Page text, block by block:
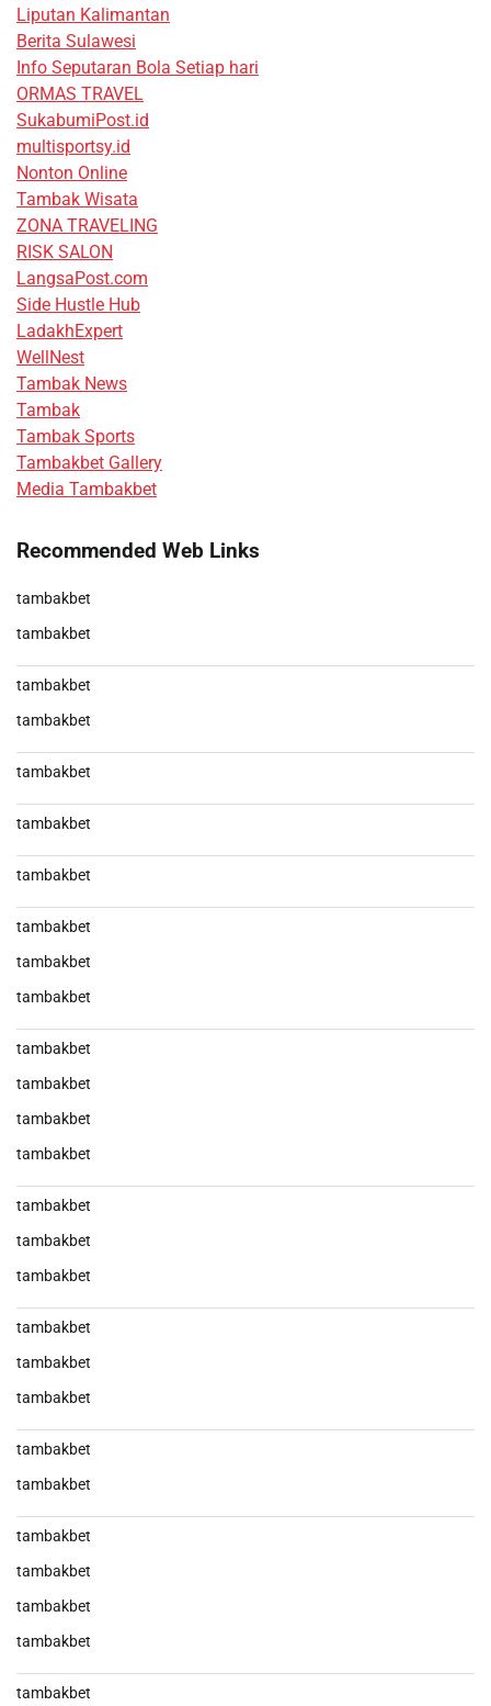
Liputan Kalimantan
Berita Sulawesi
Info Seputaran Bola Setiap hari
ORMAS TRAVEL
SukabumiPost.id
multisportsy.id
Nonton Online
Tambak Wisata
ZONA TRAVELING
RISK SALON
LangsaPost.com
Side Hustle Hub
LadakhExpert
WellNest
Tambak News
Tambak
Tambak Sports
Tambakbet Gallery
Media Tambakbet
Recommended Web Links
tambakbet
tambakbet
tambakbet
tambakbet
tambakbet
tambakbet
tambakbet
tambakbet
tambakbet
tambakbet
tambakbet
tambakbet
tambakbet
tambakbet
tambakbet
tambakbet
tambakbet
tambakbet
tambakbet
tambakbet
tambakbet
tambakbet
tambakbet
tambakbet
tambakbet
tambakbet
tambakbet